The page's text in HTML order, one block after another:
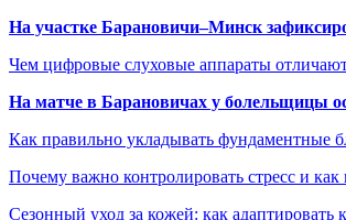
На участке Барановичи–Минск
Чем цифровые слуховые аппараты
На матче в Барановичах у болельщицы
Как правильно укладывать фундаментные
Почему важно контролировать стресс и как
Сезонный уход за кожей: как адаптировать